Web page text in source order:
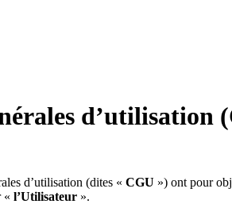
d’utilisation
d’utilisation (dites « CGU ») ont pour
« l’Utilisateur ».